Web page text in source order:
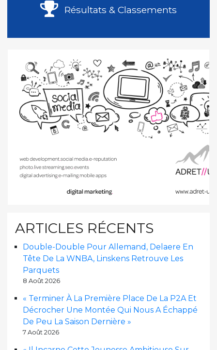
Résultats & Classements
ARTICLES RÉCENTS
Double-Double Pour Allemand, Delaere En
Tête De La WNBA, Linskens Retrouve Les
Parquets
8 Août 2026
« Terminer À La Première Place De La P2A Et
Décrocher Une Montée Qui Nous A Échappé
De Peu La Saison Dernière »
7 Août 2026